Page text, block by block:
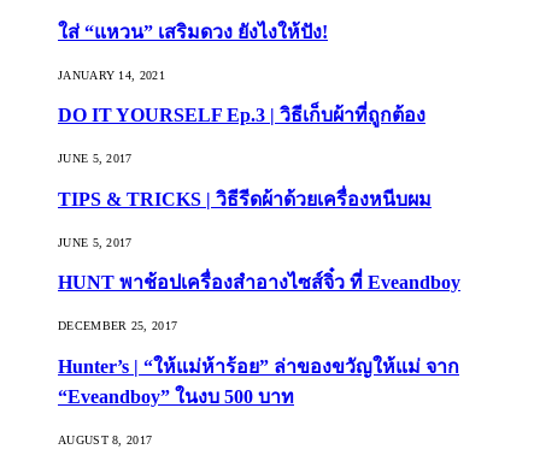
ใส่ “แหวน” เสริมดวง ยังไงให้ปัง!
JANUARY 14, 2021
DO IT YOURSELF Ep.3 | วิธีเก็บผ้าที่ถูกต้อง
JUNE 5, 2017
TIPS & TRICKS | วิธีรีดผ้าด้วยเครื่องหนีบผม
JUNE 5, 2017
HUNT พาช้อปเครื่องสำอางไซส์จิ๋ว ที่ Eveandboy
DECEMBER 25, 2017
Hunter’s | “ให้แม่ห้าร้อย” ล่าของขวัญให้แม่ จาก
“Eveandboy” ในงบ 500 บาท
AUGUST 8, 2017